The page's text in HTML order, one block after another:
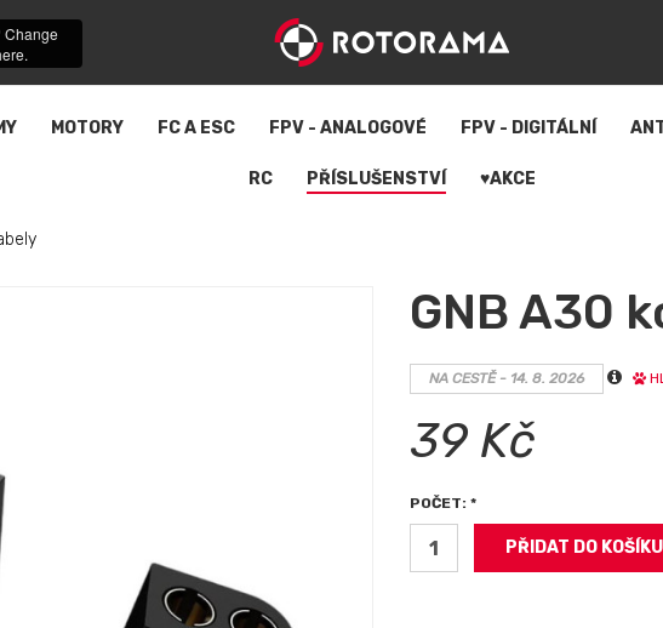
Change
MOTORY FC A ESC FPV - ANALOGOVÉ FPV - DIGITÁLNÍ
RC PŘÍSLUŠENSTVÍ ♥AKCE
GNB A30
NA CESTĚ - 14. 8. 2026
39 Kč
POČET: *